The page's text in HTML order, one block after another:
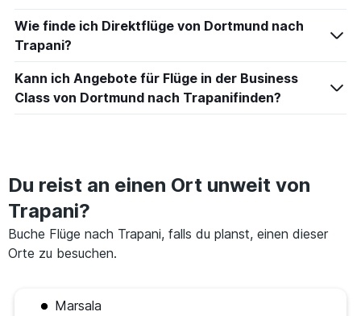
Wie finde ich Direktflüge von Dortmund nach
Trapani?
Kann ich Angebote für Flüge in der Business
Class von Dortmund nach Trapanifinden?
Du reist an einen Ort unweit von
Trapani?
Buche Flüge nach Trapani, falls du planst, einen dieser
Orte zu besuchen.
Marsala